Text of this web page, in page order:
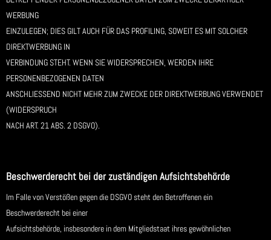
WERBUNG
EINZULEGEN; DIES GILT AUCH FÜR DAS PROFILING, SOWEIT ES MIT SOLCHER
DIREKTWERBUNG IN
VERBINDUNG STEHT. WENN SIE WIDERSPRECHEN, WERDEN IHRE
PERSONENBEZOGENEN DATEN
ANSCHLIESSEND NICHT MEHR ZUM ZWECKE DER DIREKTWERBUNG VERWENDET
(WIDERSPRUCH
NACH ART. 21 ABS. 2 DSGVO).
Beschwerderecht bei der zuständigen Aufsichtsbehörde
Im Falle von Verstößen gegen die DSGVO steht den Betroffenen ein
Beschwerderecht bei einer
Aufsichtsbehörde, insbesondere in dem Mitgliedstaat ihres gewöhnlichen